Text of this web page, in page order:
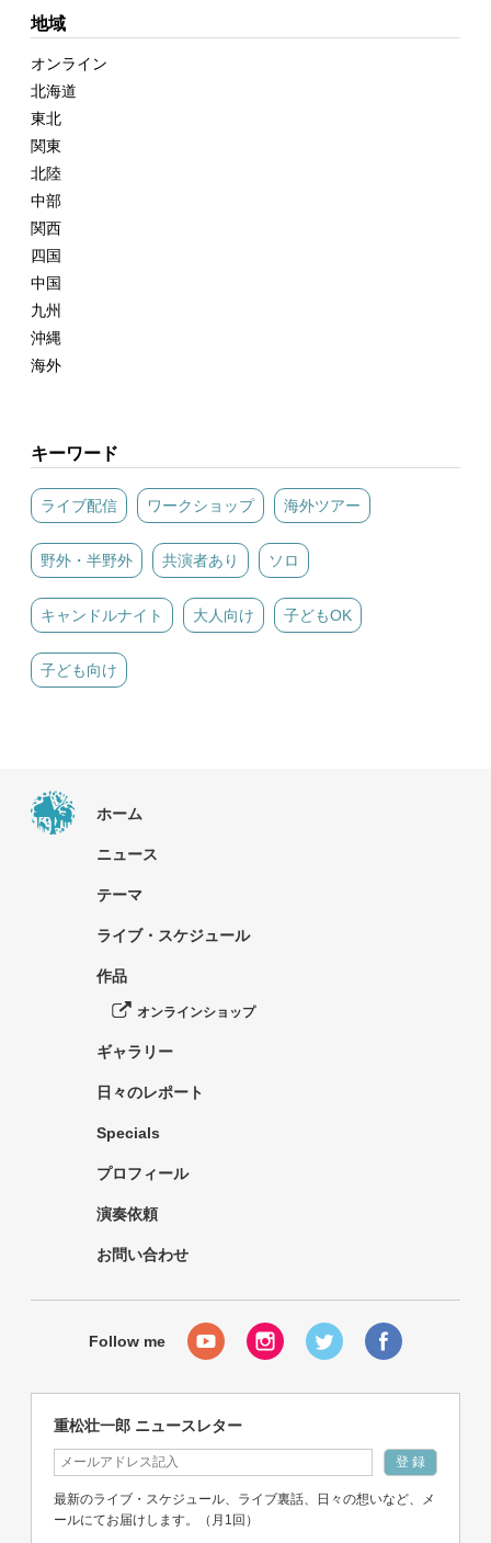
地域
オンライン
北海道
東北
関東
北陸
中部
関西
四国
中国
九州
沖縄
海外
キーワード
ライブ配信 ワークショップ 海外ツアー
野外・半野外 共演者あり ソロ
キャンドルナイト 大人向け 子どもOK
子ども向け
ホーム
ニュース
テーマ
ライブ・スケジュール
作品
オンラインショップ
ギャラリー
日々のレポート
Specials
プロフィール
演奏依頼
お問い合わせ
重松壮一郎 ニュースレター
最新のライブ・スケジュール、ライブ裏話、日々の想いなど、メ
ールにてお届けします。（月1回）